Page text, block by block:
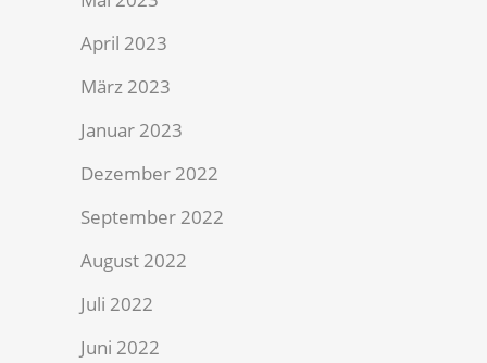
April 2023
März 2023
Januar 2023
Dezember 2022
September 2022
August 2022
Juli 2022
Juni 2022